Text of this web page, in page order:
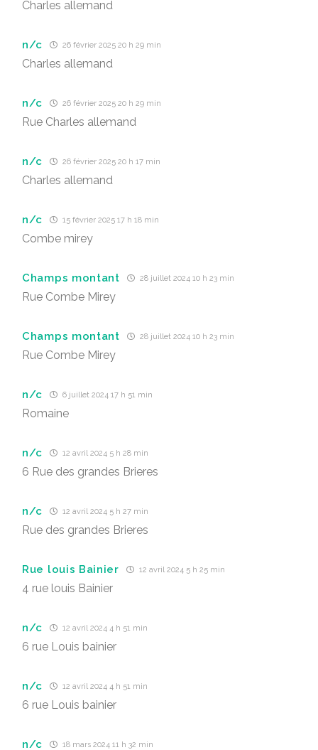
Charles allemand
n/c 26 février 2025 20 h 29 min
Charles allemand
n/c 26 février 2025 20 h 29 min
Rue Charles allemand
n/c 26 février 2025 20 h 17 min
Charles allemand
n/c 15 février 2025 17 h 18 min
Combe mirey
Champs montant 28 juillet 2024 10 h 23 min
Rue Combe Mirey
Champs montant 28 juillet 2024 10 h 23 min
Rue Combe Mirey
n/c 6 juillet 2024 17 h 51 min
Romaine
n/c 12 avril 2024 5 h 28 min
6 Rue des grandes Brieres
n/c 12 avril 2024 5 h 27 min
Rue des grandes Brieres
Rue louis Bainier 12 avril 2024 5 h 25 min
4 rue louis Bainier
n/c 12 avril 2024 4 h 51 min
6 rue Louis bainier
n/c 12 avril 2024 4 h 51 min
6 rue Louis bainier
n/c 18 mars 2024 11 h 32 min